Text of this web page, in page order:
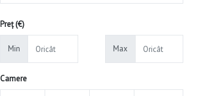
Preț (€)
Min Max
Camere